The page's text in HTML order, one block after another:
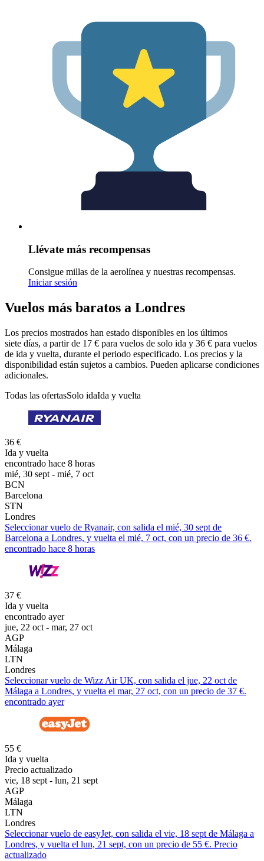
Llévate más recompensas
Consigue millas de la aerolínea y nuestras recompensas.
Iniciar sesión
Vuelos más baratos a Londres
Los precios mostrados han estado disponibles en los últimos
siete días, a partir de 17 € para vuelos de solo ida y 36 € para vuelos
de ida y vuelta, durante el periodo especificado. Los precios y la
disponibilidad están sujetos a cambios. Pueden aplicarse condiciones
adicionales.
Todas las ofertasSolo idaIda y vuelta
36 €
Ida y vuelta
encontrado hace 8 horas
mié, 30 sept - mié, 7 oct
BCN
Barcelona
STN
Londres
Seleccionar vuelo de Ryanair, con salida el mié, 30 sept de
Barcelona a Londres, y vuelta el mié, 7 oct, con un precio de 36 €.
encontrado hace 8 horas
37 €
Ida y vuelta
encontrado ayer
jue, 22 oct - mar, 27 oct
AGP
Málaga
LTN
Londres
Seleccionar vuelo de Wizz Air UK, con salida el jue, 22 oct de
Málaga a Londres, y vuelta el mar, 27 oct, con un precio de 37 €.
encontrado ayer
55 €
Ida y vuelta
Precio actualizado
vie, 18 sept - lun, 21 sept
AGP
Málaga
LTN
Londres
Seleccionar vuelo de easyJet, con salida el vie, 18 sept de Málaga a
Londres, y vuelta el lun, 21 sept, con un precio de 55 €. Precio
actualizado